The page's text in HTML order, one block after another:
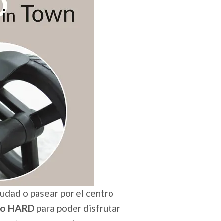
o pasear por el centro
HARD para poder disfrutar